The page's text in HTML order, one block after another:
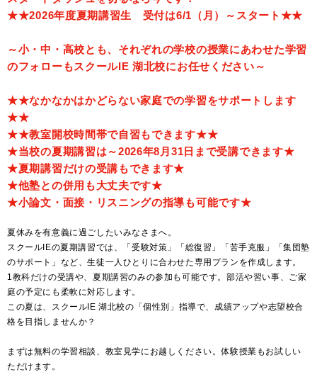
★★2026年度夏期講習生 受付は6/1（月）～スタート★★
～小・中・高校とも、それぞれの学校の授業にあわせた学習
のフォローもスクールIE 湖北校にお任せください～
★★なかなかはかどらない家庭での学習をサポートします
★★
★★教室開校時間帯で自習もできます★★
★当校の夏期講習は～2026年8月31日まで受講できます★
★夏期講習だけの受講もできます★
★他塾との併用も大丈夫です★
★小論文・面接・リスニングの指導も可能です★
夏休みを有意義に過ごしたいみなさまへ。
スクールIEの夏期講習では、「受験対策」「総復習」「苦手克服」「集団塾
のサポート」など、生徒一人ひとりに合わせた専用プランを作成します。
1教科だけの受講や、夏期講習のみの参加も可能です。部活や習い事、ご家
庭の予定にも柔軟に対応します。
この夏は、スクールIE 湖北校の「個性別」指導で、成績アップや志望校合
格を目指しませんか？
まずは無料の学習相談、教室見学にお越しください。体験授業もお試しい
ただけます。